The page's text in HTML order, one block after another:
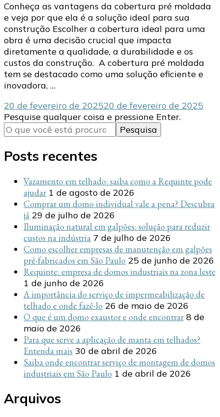
Conheça as vantagens da cobertura pré moldada
e veja por que ela é a solução ideal para sua
construção Escolher a cobertura ideal para uma
obra é uma decisão crucial que impacta
diretamente a qualidade, a durabilidade e os
custos da construção. A cobertura pré moldada
tem se destacado como uma solução eficiente e
inovadora, …
20 de fevereiro de 202520 de fevereiro de 2025
Procurando
algo?
Pesquise qualquer coisa e pressione Enter.
Posts recentes
Vazamento em telhado: saiba como a Requinte pode
ajudar 1 de agosto de 2026
Comprar um domo individual vale a pena? Descubra
já 29 de julho de 2026
Iluminação natural em galpões: solução para reduzir
custos na indústria 7 de julho de 2026
Como escolher empresas de manutenção em galpões
pré-fabricados em São Paulo 25 de junho de 2026
Requinte: empresa de domos industriais na zona leste
1 de junho de 2026
A importância do serviço de impermeabilização de
telhado e onde fazê-lo 26 de maio de 2026
O que é um domo exaustor e onde encontrar 8 de
maio de 2026
Para que serve a aplicação de manta em telhados?
Entenda mais 30 de abril de 2026
Saiba onde encontrar serviço de montagem de domos
industriais em São Paulo 1 de abril de 2026
Arquivos